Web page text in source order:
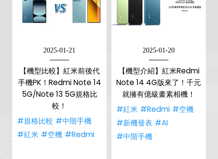
2025-01-21
【機型比較】紅米前後代
手機PK！Redmi Note 14
5G/Note 13 5G規格比
較！
#規格比較 #中階手機
#紅米 #空機 #Redmi
2025-01-20
【機型介紹】紅米Redmi
Note 14 4G版來了！千元
就擁有億級畫素相機！
#紅米 #Redmi #空機
#新機發表 #AI
#中階手機